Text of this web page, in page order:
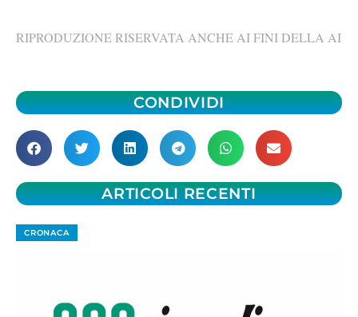
RIPRODUZIONE RISERVATA ANCHE AI FINI DELLA AI
CONDIVIDI
ARTICOLI RECENTI
CRONACA